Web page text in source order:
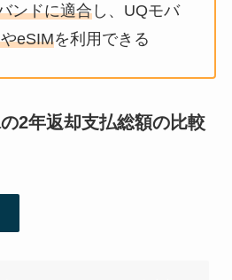
ンドに適合し、UQモバ
eSIMを利用できる
2年返却支払総額の比較